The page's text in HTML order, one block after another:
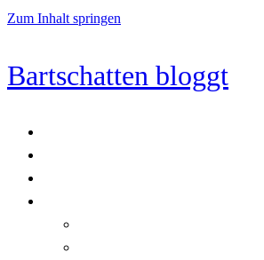
Zum Inhalt springen
Bartschatten bloggt